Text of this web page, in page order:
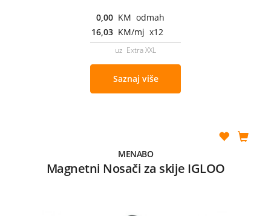
0,00 KM odmah
16,03 KM/mj x12
uz Extra XXL
Saznaj više
MENABO
Magnetni Nosači za skije IGLOO